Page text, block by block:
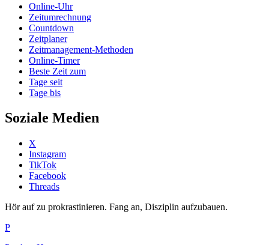
Online-Uhr
Zeitumrechnung
Countdown
Zeitplaner
Zeitmanagement-Methoden
Online-Timer
Beste Zeit zum
Tage seit
Tage bis
Soziale Medien
X
Instagram
TikTok
Facebook
Threads
Hör auf zu prokrastinieren. Fang an, Disziplin aufzubauen.
P